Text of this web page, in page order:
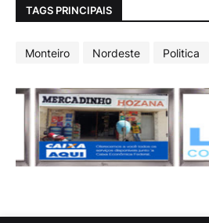
TAGS PRINCIPAIS
Monteiro Nordeste Politica